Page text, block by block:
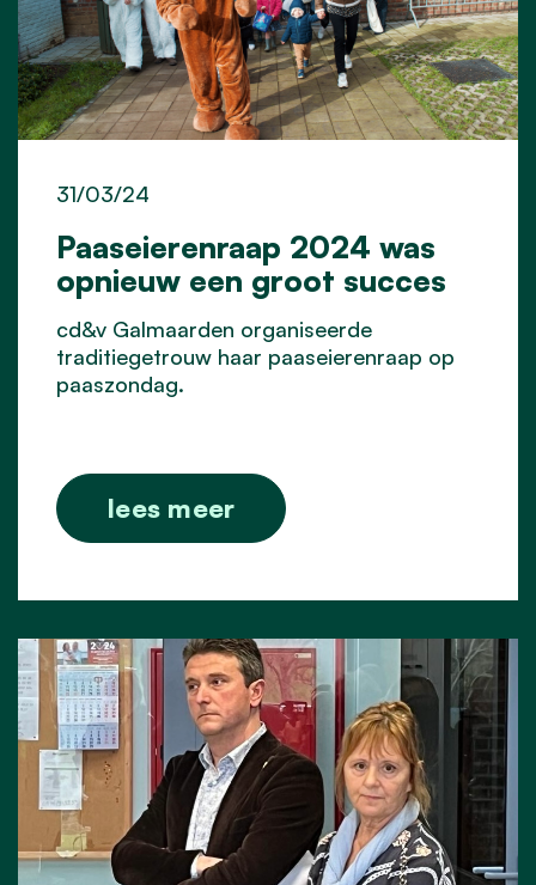
Paaseierenraap 2024 was
opnieuw een groot succes
31/03/24
cd&v Galmaarden organiseerde
traditiegetrouw haar paaseierenraap op
paaszondag.
lees meer